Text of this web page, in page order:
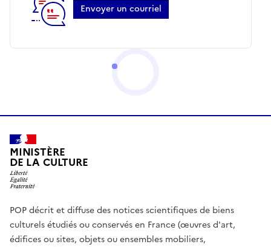
Envoyer un courriel
MINISTÈRE
DE LA CULTURE
POP décrit et diffuse des notices scientifiques de biens
culturels étudiés ou conservés en France (œuvres d'art,
édifices ou sites, objets ou ensembles mobiliers,